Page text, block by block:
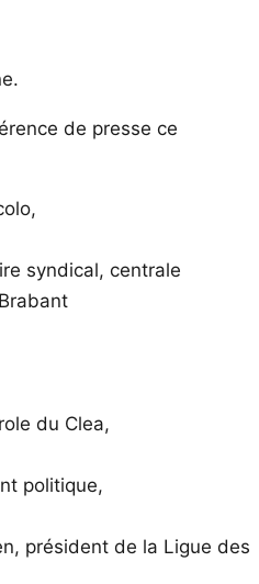
de presse ce
syndical, centrale
du Clea,
politique,
président de la Ligue des